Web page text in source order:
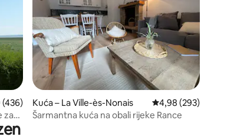
ocjena: 4,9/5, recenzija: 436
(436)
za
Kuća – La Ville-ès-Nonais Prosječna ocjena:
4,98 (293)
Šarmantna kuća na obali rijeke Rance